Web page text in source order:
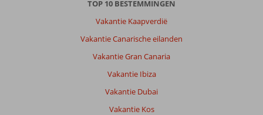
TOP 10 BESTEMMINGEN
Vakantie Kaapverdië
Vakantie Canarische eilanden
Vakantie Gran Canaria
Vakantie Ibiza
Vakantie Dubai
Vakantie Kos